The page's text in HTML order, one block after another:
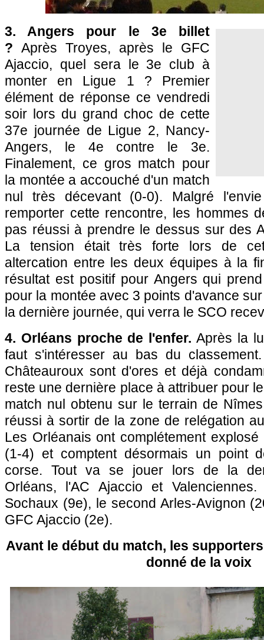
3. Angers pour le 3e billet
? Après Troyes, après le GFC
Ajaccio, quel sera le 3e club à
monter en Ligue 1 ? Premier
élément de réponse ce vendredi
soir lors du grand choc de cette
37e journée de Ligue 2, Nancy-
Angers, le 4e contre le 3e.
Finalement, ce gros match pour
la montée a accouché d'un match
nul très décevant (0-0). Malgré
remporter cette rencontre, les hommes
pas réussi à prendre le dessus sur des
La tension était très forte lors de
altercation entre les deux équipes à la
résultat est positif pour Angers qui
pour la montée avec 3 points d'avance
la dernière journée, qui verra le SCO
4. Orléans proche de l'enfer. Après la
faut s'intéresser au bas du
Châteauroux sont d'ores et déjà
reste une dernière place à attribuer pour
match nul obtenu sur le terrain de
réussi à sortir de la zone de relégation
Les Orléanais ont complétement
(1-4) et comptent désormais un point
corse. Tout va se jouer lors de la
Orléans, l'AC Ajaccio et
Sochaux (9e), le second Arles-Avignon
GFC Ajaccio (2e).
Avant le début du match, les
donné de la voix